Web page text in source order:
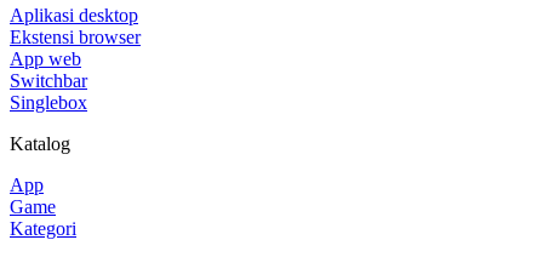
Aplikasi desktop
Ekstensi browser
App web
Switchbar
Singlebox
Katalog
App
Game
Kategori